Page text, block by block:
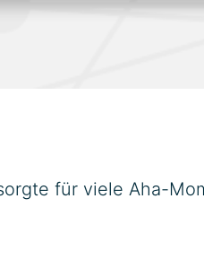
für viele Aha-